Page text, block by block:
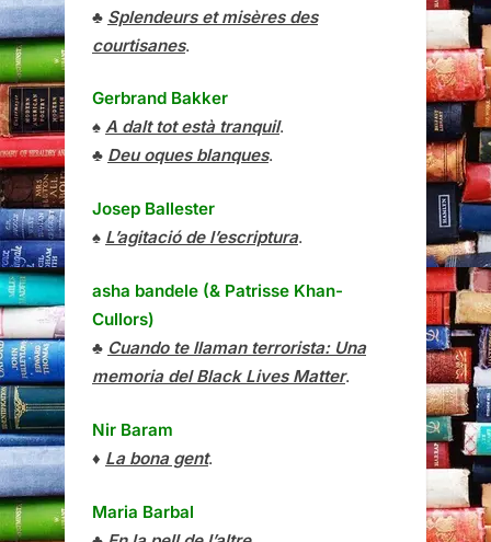
♣ Splendeurs et misères des
courtisanes.
Gerbrand Bakker
♠ A dalt tot està tranquil.
♣ Deu oques blanques.
Josep Ballester
♠ L’agitació de l’escriptura.
asha bandele (& Patrisse Khan-
Cullors)
♣ Cuando te llaman terrorista: Una
memoria del Black Lives Matter.
Nir Baram
♦ La bona gent.
Maria Barbal